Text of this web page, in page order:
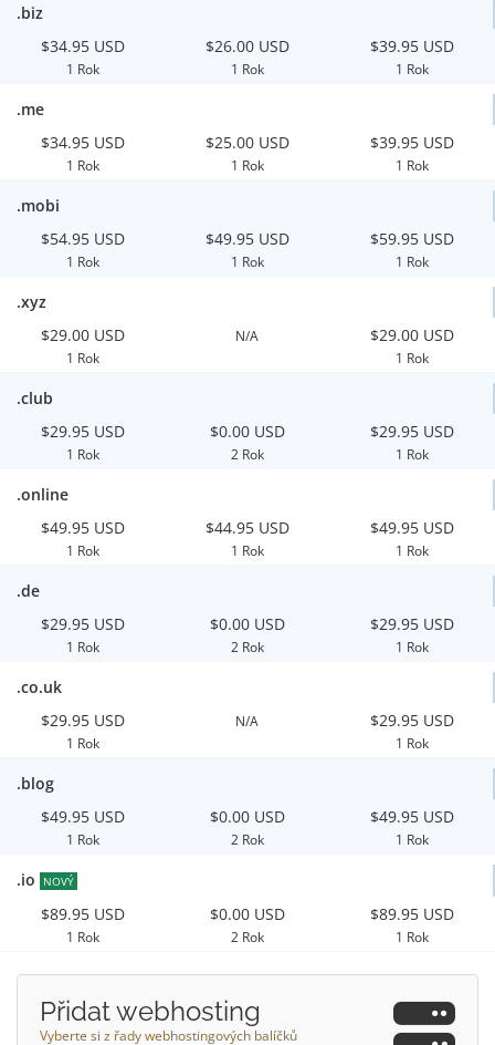
.biz
$34.95 USD
1 Rok
$26.00 USD
1 Rok
$39.95 USD
1 Rok
.me
$34.95 USD
1 Rok
$25.00 USD
1 Rok
$39.95 USD
1 Rok
.mobi
$54.95 USD
1 Rok
$49.95 USD
1 Rok
$59.95 USD
1 Rok
.xyz
$29.00 USD
1 Rok
N/A $29.00 USD
1 Rok
.club
$29.95 USD
1 Rok
$0.00 USD
2 Rok
$29.95 USD
1 Rok
.online
$49.95 USD
1 Rok
$44.95 USD
1 Rok
$49.95 USD
1 Rok
.de
$29.95 USD
1 Rok
$0.00 USD
2 Rok
$29.95 USD
1 Rok
.co.uk
$29.95 USD
1 Rok
N/A $29.95 USD
1 Rok
.blog
$49.95 USD
1 Rok
$0.00 USD
2 Rok
$49.95 USD
1 Rok
.io NOVÝ
$89.95 USD
1 Rok
$0.00 USD
2 Rok
$89.95 USD
1 Rok
Přidat webhosting
Vyberte si z řady webhostingových balíčků